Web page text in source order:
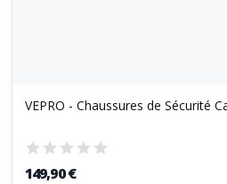
VEPRO - Chaussures de Sécurité
149,90 €